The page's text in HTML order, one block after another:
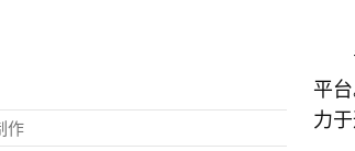
作
平
力